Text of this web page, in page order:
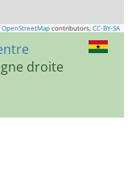
OpenStreetMap contributors, CC-BY-SA
droite